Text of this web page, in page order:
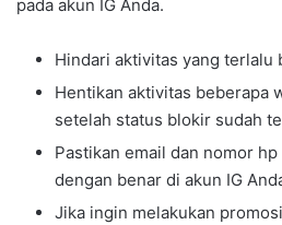
pada akun IG Anda.
Hindari aktivitas yang terlalu
Hentikan aktivitas beberapa
setelah status blokir sudah
Pastikan email dan nomor
dengan benar di akun IG
Jika ingin melakukan